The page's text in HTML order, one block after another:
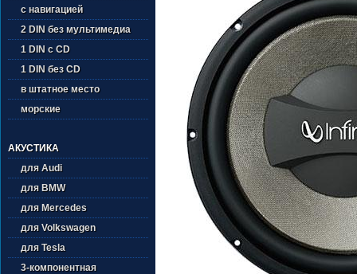
с навигацией
2 DIN без мультимедиа
1 DIN с CD
1 DIN без CD
в штатное место
морские
АКУСТИКА
для Audi
для BMW
для Mercedes
для Volkswagen
для Tesla
3-компонентная